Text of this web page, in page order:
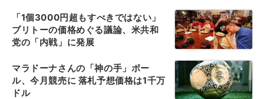
「1個3000円超もすべきではない」
ブリトーの価格めぐる議論、米共和
党の「内戦」に発展
マラドーナさんの「神の手」ボー
ル、今月競売に 落札予想価格は1千万
ドル